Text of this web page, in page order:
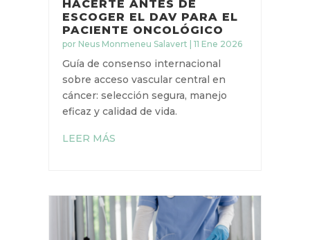
10 PREGUNTAS QUE
HACERTE ANTES DE
ESCOGER EL DAV PARA EL
PACIENTE ONCOLÓGICO
por Neus Monmeneu Salavert
11 Ene
2026
Guía de consenso internacional
cáncer: selección segura, manejo